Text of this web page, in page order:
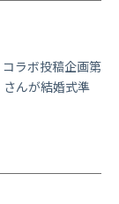
ラボ投稿企画第
んが結婚式準